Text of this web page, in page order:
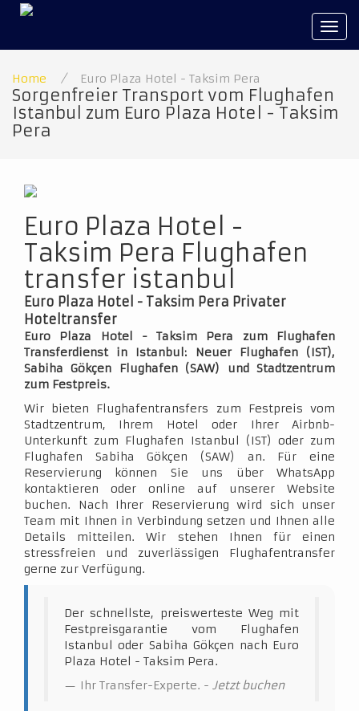
Home / Euro Plaza Hotel - Taksim Pera
Sorgenfreier Transport vom Flughafen
Istanbul zum Euro Plaza Hotel - Taksim
Pera
Euro Plaza Hotel -
Taksim Pera Flughafen
transfer istanbul
Euro Plaza Hotel - Taksim Pera Privater
Hoteltransfer
Euro Plaza Hotel - Taksim Pera zum Flughafen
Transferdienst in Istanbul: Neuer Flughafen (IST),
Sabiha Gökçen Flughafen (SAW) und Stadtzentrum
zum Festpreis.
Wir bieten Flughafentransfers zum Festpreis vom
Stadtzentrum, Ihrem Hotel oder Ihrer Airbnb-
Unterkunft zum Flughafen Istanbul (IST) oder zum
Flughafen Sabiha Gökçen (SAW) an. Für eine
Reservierung können Sie uns über WhatsApp
kontaktieren oder online auf unserer Website
buchen. Nach Ihrer Reservierung wird sich unser
Team mit Ihnen in Verbindung setzen und Ihnen alle
Details mitteilen. Wir stehen Ihnen für einen
stressfreien und zuverlässigen Flughafentransfer
gerne zur Verfügung.
Der schnellste, preiswerteste Weg mit
Festpreisgarantie vom Flughafen
Istanbul oder Sabiha Gökçen nach Euro
Plaza Hotel - Taksim Pera.
Ihr Transfer-Experte. - Jetzt buchen